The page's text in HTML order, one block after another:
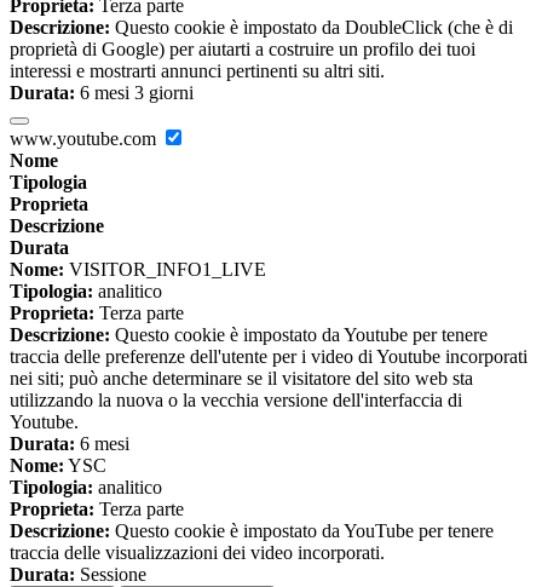
Proprieta: Terza parte
Descrizione: Questo cookie è impostato da DoubleClick (che è di
proprietà di Google) per aiutarti a costruire un profilo dei tuoi
interessi e mostrarti annunci pertinenti su altri siti.
Durata: 6 mesi 3 giorni
www.youtube.com
Nome
Tipologia
Proprieta
Descrizione
Durata
Nome: VISITOR_INFO1_LIVE
Tipologia: analitico
Proprieta: Terza parte
Descrizione: Questo cookie è impostato da Youtube per tenere
traccia delle preferenze dell'utente per i video di Youtube incorporati
nei siti; può anche determinare se il visitatore del sito web sta
utilizzando la nuova o la vecchia versione dell'interfaccia di
Youtube.
Durata: 6 mesi
Nome: YSC
Tipologia: analitico
Proprieta: Terza parte
Descrizione: Questo cookie è impostato da YouTube per tenere
traccia delle visualizzazioni dei video incorporati.
Durata: Sessione